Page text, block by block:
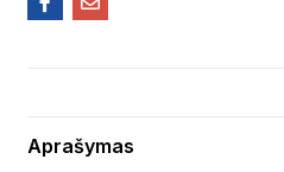
Aprašymas